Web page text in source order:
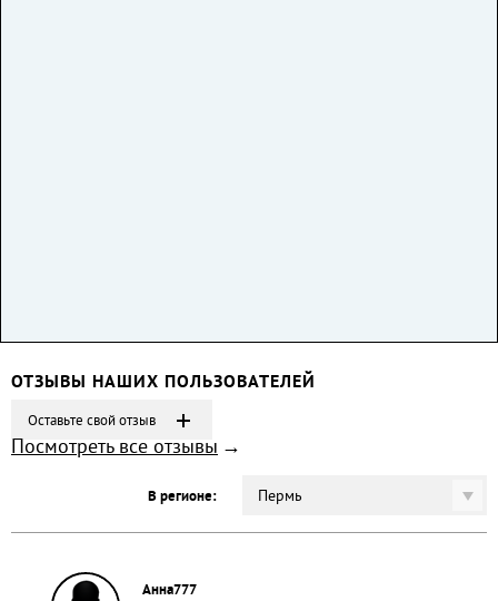
ОТЗЫВЫ НАШИХ ПОЛЬЗОВАТЕЛЕЙ
Оставьте свой отзыв
Посмотреть все отзывы
В регионе: Пермь
Анна777